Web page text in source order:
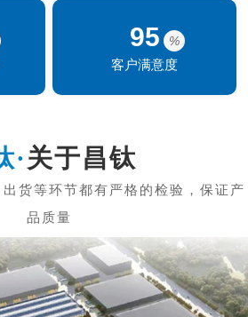
95
%
客户满意度
关于昌钛